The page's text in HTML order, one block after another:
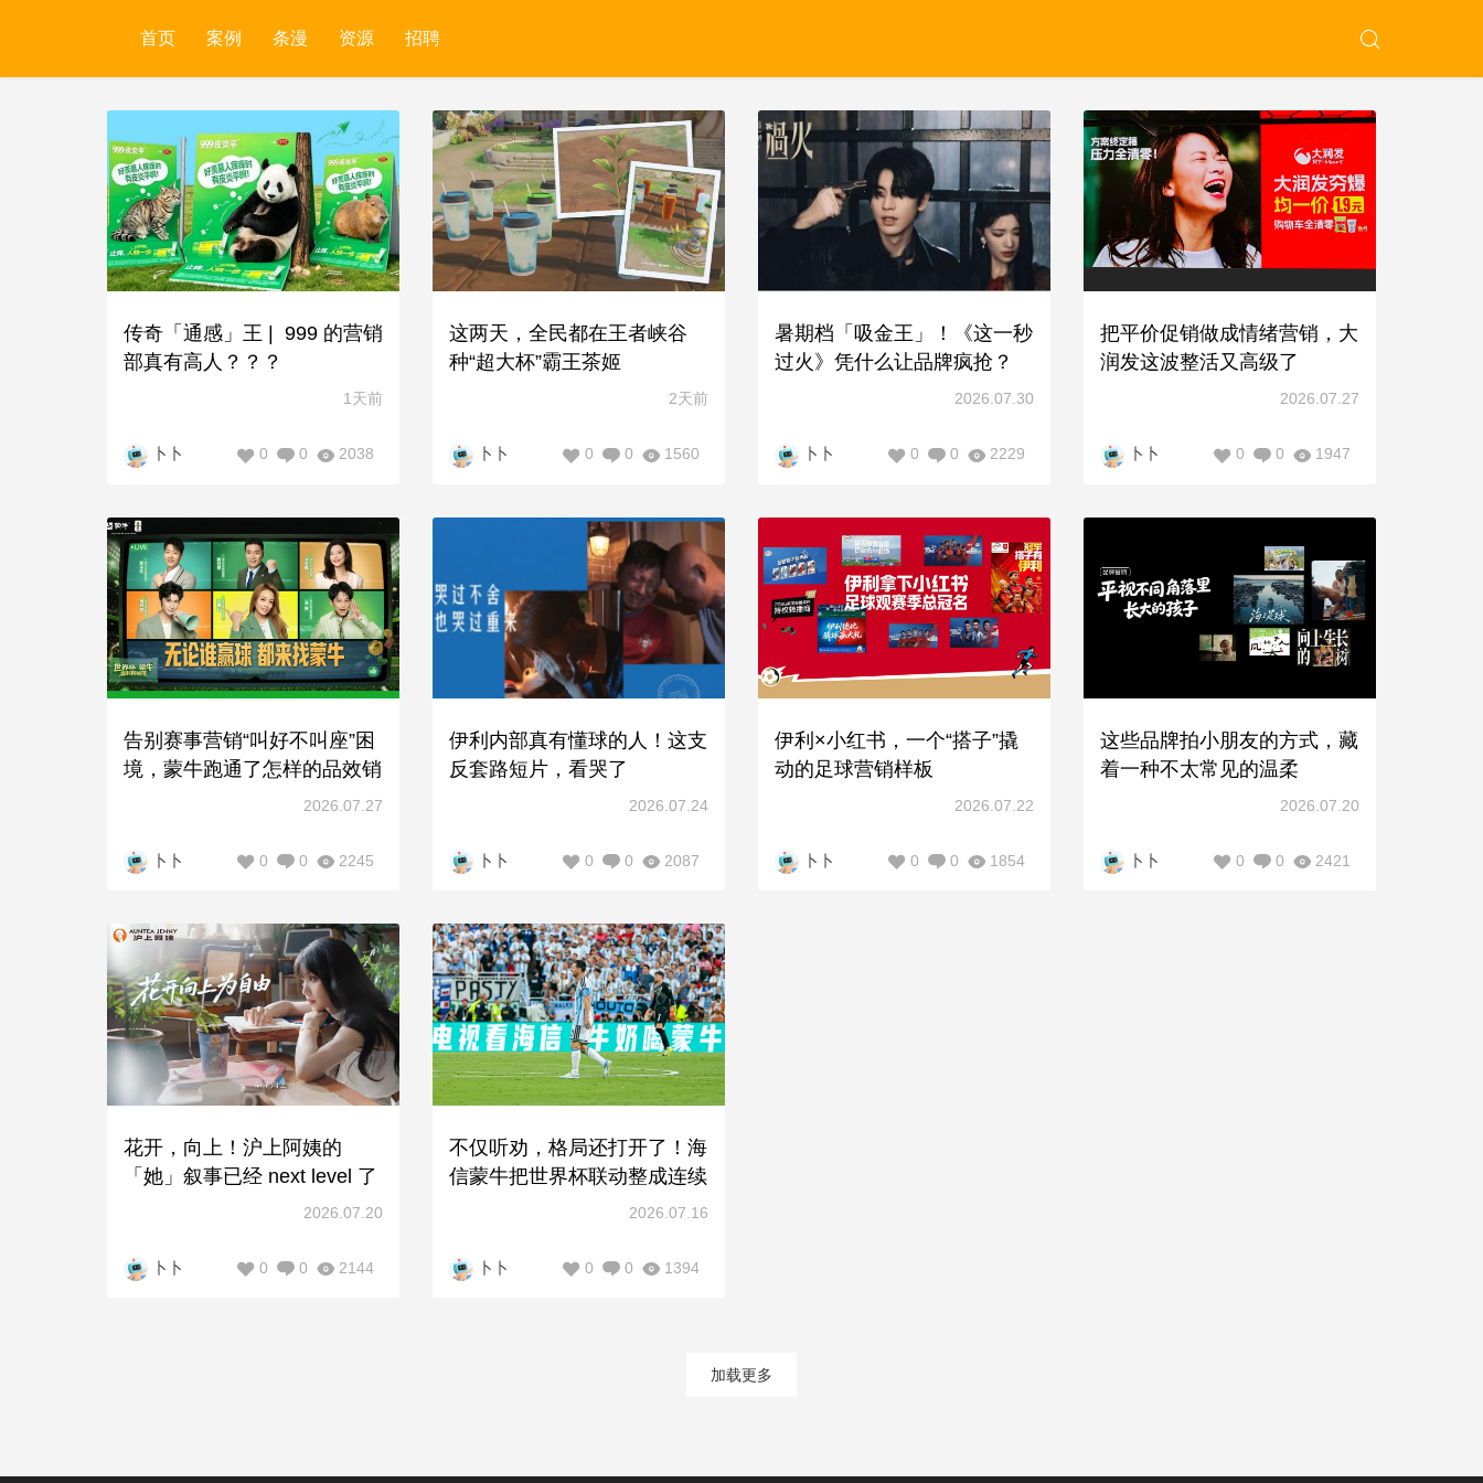
首页 案例 条漫 资源 招聘
传奇「通感」王 | 999 的营销
部真有高人？？？
1天前
卜卜 2038
0
0
这两天，全民都在王者峡谷
种“超大杯”霸王茶姬
2天前
卜卜 1560
0
0
暑期档「吸金王」！《这一秒
过火》凭什么让品牌疯抢？
2026.07.30
卜卜 2229
0
0
把平价促销做成情绪营销，大
润发这波整活又高级了
2026.07.27
卜卜 1947
0
0
告别赛事营销“叫好不叫座”困
境，蒙牛跑通了怎样的品效销
2026.07.27
卜卜 2245
0
0
伊利内部真有懂球的人！这支
反套路短片，看哭了
2026.07.24
卜卜 2087
0
0
伊利×小红书，一个“搭子”撬
动的足球营销样板
2026.07.22
卜卜 1854
0
0
这些品牌拍小朋友的方式，藏
着一种不太常见的温柔
2026.07.20
卜卜 2421
0
0
花开，向上！沪上阿姨的
「她」叙事已经 next level 了
2026.07.20
卜卜 2144
0
0
不仅听劝，格局还打开了！海
信蒙牛把世界杯联动整成连续
2026.07.16
卜卜 1394
0
0
加载更多